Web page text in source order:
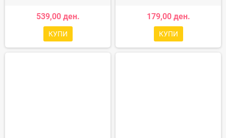
539,00 ден.
КУПИ
179,00 ден.
КУПИ